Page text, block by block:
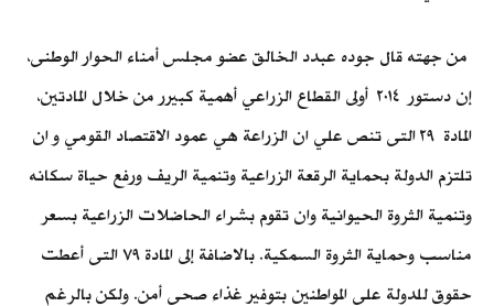
من جهته قال جوده عبدد الخالق عضو مجلس أمناء الحوار الوطنى،
إن دستور ٢٠١٤ أولى القطاع الزراعي أهمية كبيرر من خلال المادتين،
المادة ٢٩ التى تنص علي ان الزراعة هي عمود الاقتصاد القومي و ان
تلتزم الدولة بحماية الرقعة الزراعية وتنمية الريف ورفع حياة سكانه
وتنمية الثروة الحيوانية وان تقوم بشراء الحاضلات الزراعية بسعر
مناسب وحماية الثروة السمكية. بالاضافة إلى المادة ٧٩ التى أعطت
حقوق للدولة على المواطنين بتوفير غذاء صحي أمن. ولكن بالرغم